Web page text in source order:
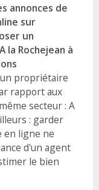
annonces de
sur
un
la Rochejean à
propriétaire
rapport aux
secteur : A
: garder
en ligne ne
d'un agent
le bien